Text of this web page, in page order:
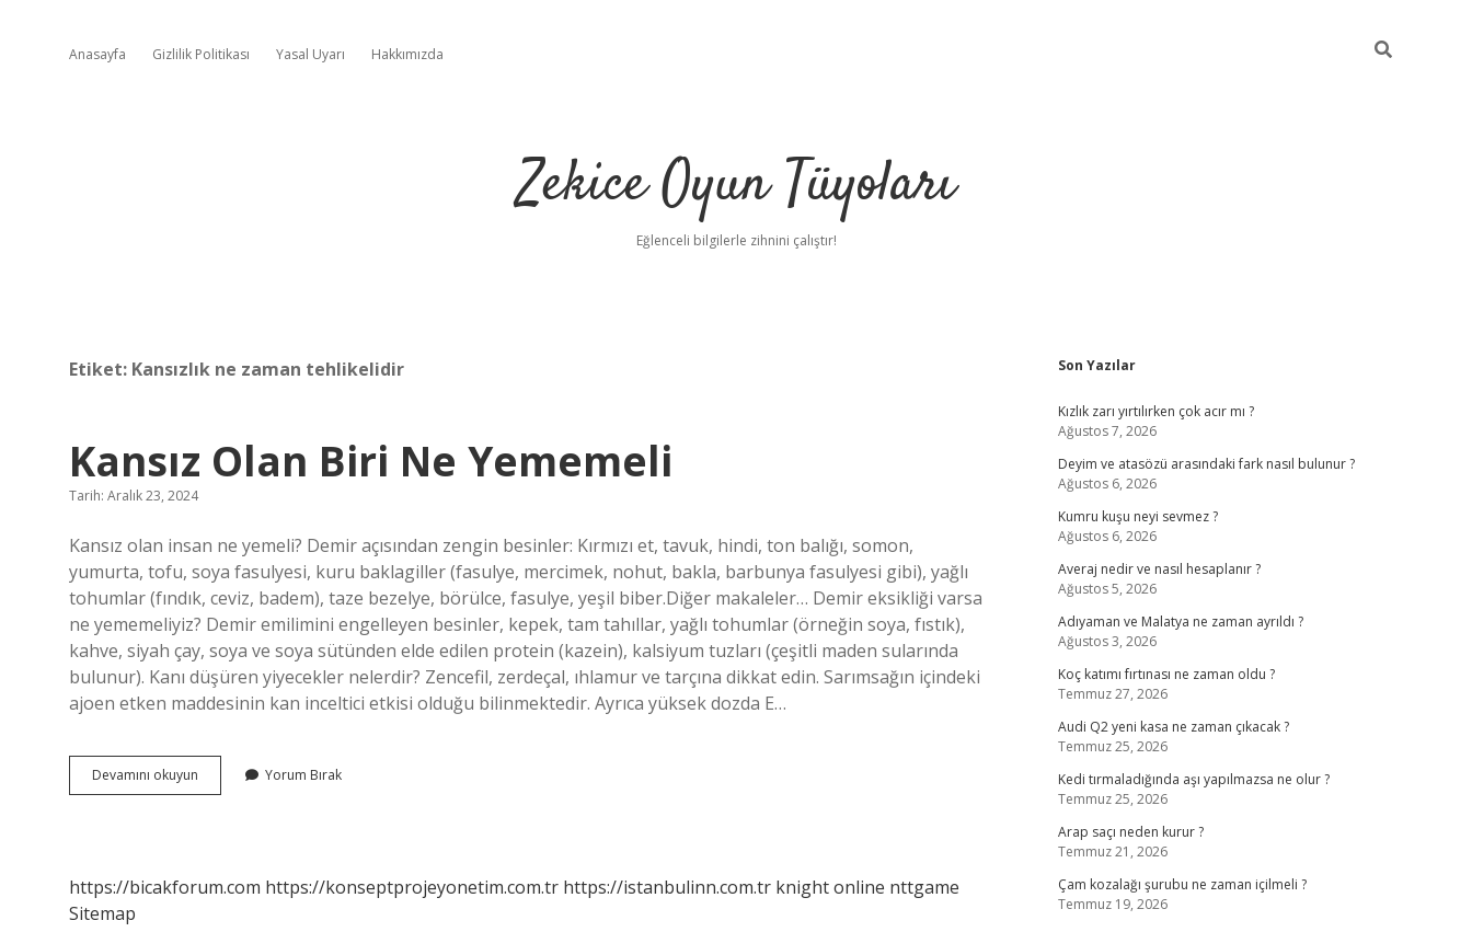
Anasayfa Gizlilik Politikası Yasal Uyarı Hakkımızda
Zekice Oyun Tüyoları
Eğlenceli bilgilerle zihnini çalıştır!
Etiket: Kansızlık ne zaman tehlikelidir
Kansız Olan Biri Ne Yememeli
Tarih: Aralık 23, 2024
Kansız olan insan ne yemeli? Demir açısından zengin besinler: Kırmızı et, tavuk, hindi, ton balığı, somon,
yumurta, tofu, soya fasulyesi, kuru baklagiller (fasulye, mercimek, nohut, bakla, barbunya fasulyesi gibi), yağlı
tohumlar (fındık, ceviz, badem), taze bezelye, börülce, fasulye, yeşil biber.Diğer makaleler… Demir eksikliği varsa
ne yememeliyiz? Demir emilimini engelleyen besinler, kepek, tam tahıllar, yağlı tohumlar (örneğin soya, fıstık),
kahve, siyah çay, soya ve soya sütünden elde edilen protein (kazein), kalsiyum tuzları (çeşitli maden sularında
bulunur). Kanı düşüren yiyecekler nelerdir? Zencefil, zerdeçal, ıhlamur ve tarçına dikkat edin. Sarımsağın içindeki
ajoen etken maddesinin kan inceltici etkisi olduğu bilinmektedir. Ayrıca yüksek dozda E…
Devamını okuyun
Olan
Yorum Bırak
https://bicakforum.com https://konseptprojeyonetim.com.tr https://istanbulinn.com.tr knight online nttgame
Sitemap
Sidebar
Son Yazılar
Kızlık zarı yırtılırken çok acır mı ?
Ağustos 7, 2026
Deyim ve atasözü arasındaki fark nasıl bulunur ?
Ağustos 6, 2026
Kumru kuşu neyi sevmez ?
Ağustos 6, 2026
Averaj nedir ve nasıl hesaplanır ?
Ağustos 5, 2026
Adıyaman ve Malatya ne zaman ayrıldı ?
Ağustos 3, 2026
Koç katımı fırtınası ne zaman oldu ?
Temmuz 27, 2026
Audi Q2 yeni kasa ne zaman çıkacak ?
Temmuz 25, 2026
Kedi tırmaladığında aşı yapılmazsa ne olur ?
Temmuz 25, 2026
Arap saçı neden kurur ?
Temmuz 21, 2026
Çam kozalağı şurubu ne zaman içilmeli ?
Temmuz 19, 2026
vdcasino sitesi